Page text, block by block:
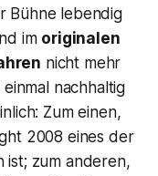
Bühne lebendig
im originalen
nicht mehr
nachhaltig
Zum einen,
2008 eines der
ist; zum anderen,